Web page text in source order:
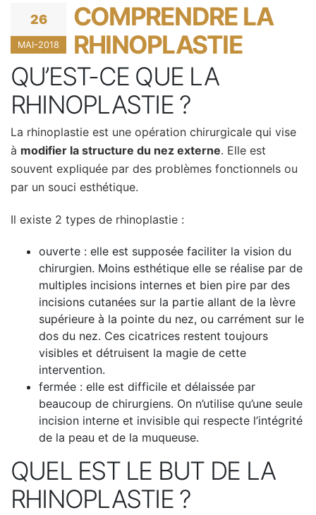
26
MAI-2018
COMPRENDRE LA
RHINOPLASTIE
QU’EST-CE QUE LA
RHINOPLASTIE ?
La rhinoplastie est une opération chirurgicale qui vise
à modifier la structure du nez externe. Elle est
souvent expliquée par des problèmes fonctionnels ou
par un souci esthétique.
Il existe 2 types de rhinoplastie :
ouverte : elle est supposée faciliter la vision du
chirurgien. Moins esthétique elle se réalise par de
multiples incisions internes et bien pire par des
incisions cutanées sur la partie allant de la lèvre
supérieure à la pointe du nez, ou carrément sur le
dos du nez. Ces cicatrices restent toujours
visibles et détruisent la magie de cette
intervention.
fermée : elle est difficile et délaissée par
beaucoup de chirurgiens. On n’utilise qu’une seule
incision interne et invisible qui respecte l’intégrité
de la peau et de la muqueuse.
QUEL EST LE BUT DE LA
RHINOPLASTIE ?